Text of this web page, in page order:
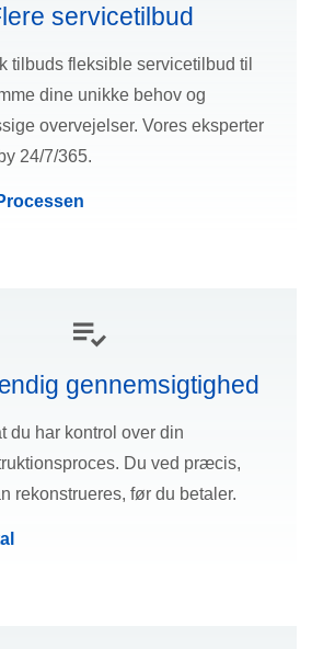
servicetilbud
tilbuds fleksible servicetilbud til
dine unikke behov og
overvejelser. Vores eksperter
24/7/365.
gennemsigtighed
du har kontrol over din
Du ved præcis,
rekonstrueres, før du betaler.